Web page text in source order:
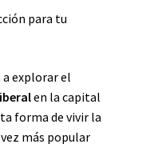
para tu
explorar el
en la capital
forma de vivir la
más popular